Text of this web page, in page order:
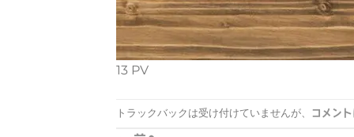
13 PV
トラックバックは受け付けていませんが、 コメン